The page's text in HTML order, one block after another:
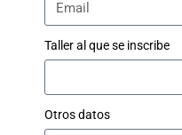
Taller al que se inscribe
Otros datos